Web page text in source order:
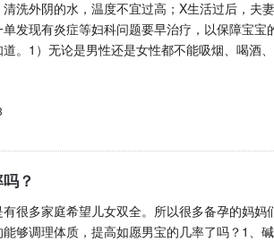
洗外阴的水，温度不宜过高；X生活过后，夫
发现有炎症等妇科问题要早治疗，以保障宝宝
。1）无论是男性还是女性都不能吸烟、喝酒、
？
很多家庭希望儿女双全。所以很多备孕的妈妈
够调理体质，提高如愿男宝的几率了吗？1、